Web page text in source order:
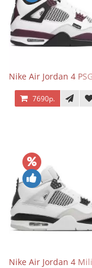
Nike Air Jordan 4
7690р.
Nike Air Jordan 4